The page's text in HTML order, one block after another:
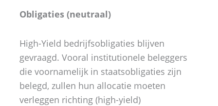
Obligaties (neutraal)
High-Yield bedrijfsobligaties blijven
gevraagd. Vooral institutionele beleggers
die voornamelijk in staatsobligaties zijn
belegd, zullen hun allocatie moeten
verleggen richting (high-yield)